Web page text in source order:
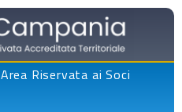
Area Riservata ai Soci